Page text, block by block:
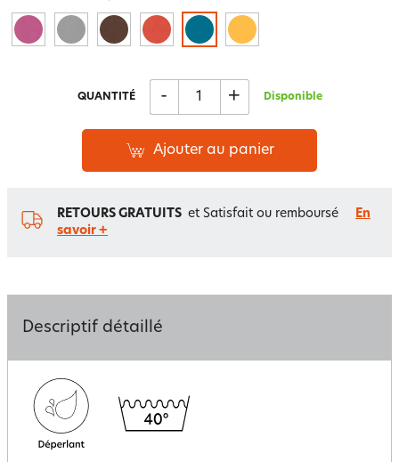
QUANTITÉ - + Disponible
Ajouter au panier
RETOURS GRATUITS et Satisfait ou remboursé
En
savoir +
Descriptif détaillé